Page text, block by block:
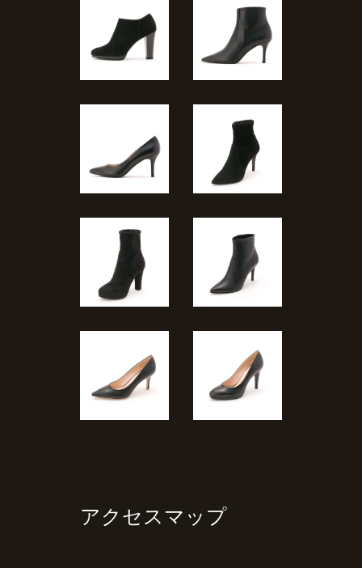
アクセスマップ